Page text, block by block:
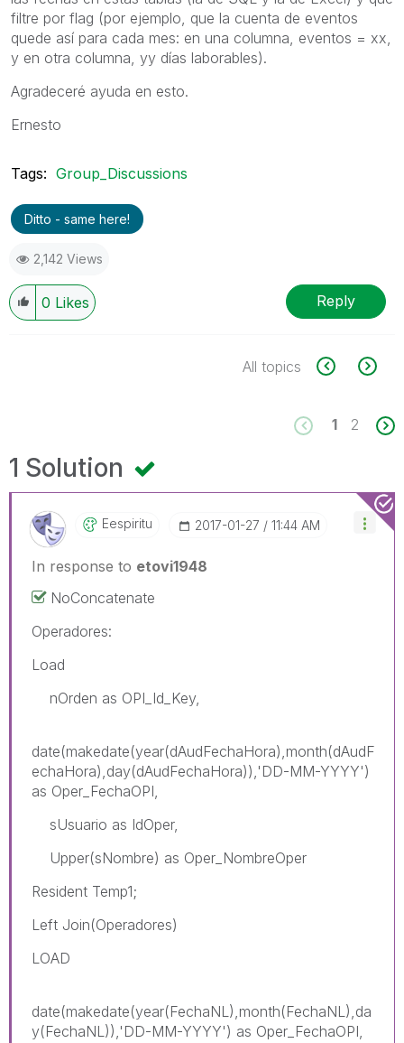
filtre por flag (por ejemplo, que la cuenta de eventos
quede así para cada mes: en una columna, eventos = xx,
y en otra columna, yy días laborables).
Agradeceré ayuda en esto.
Ernesto
Tags: Group_Discussions
Ditto - same here!
2,142 Views
0 Likes Reply
All topics
1 2
1 Solution
Eespiritu ‎2017-01-27 11:44 AM
In response to etovi1948
NoConcatenate
Operadores:
Load
nOrden as OPI_Id_Key,
date(makedate(year(dAudFechaHora),month(dAudF
echaHora),day(dAudFechaHora)),'DD-MM-YYYY')
as Oper_FechaOPI,
sUsuario as IdOper,
Upper(sNombre) as Oper_NombreOper
Resident Temp1;
Left Join(Operadores)
LOAD
date(makedate(year(FechaNL),month(FechaNL),da
y(FechaNL)),'DD-MM-YYYY') as Oper_FechaOPI,